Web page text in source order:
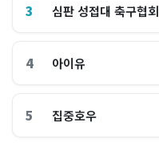
3 심판 성접대 축구협회
4 아이유
5 집중호우